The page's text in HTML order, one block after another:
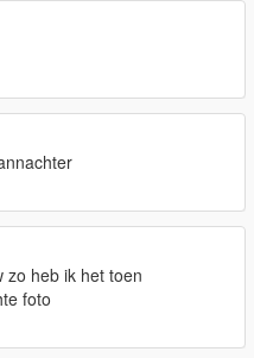
zo heb ik het toen
foto